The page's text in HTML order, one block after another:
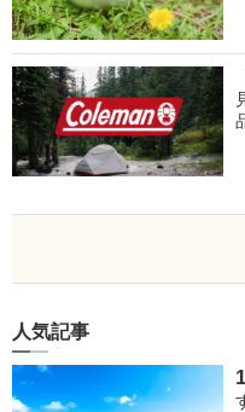
人気記事